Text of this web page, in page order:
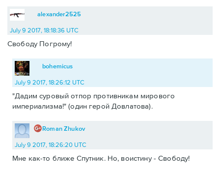
alexander2525
July 9 2017, 18:18:36 UTC
Свободу Погрому!
bohemicus
July 9 2017, 18:26:12 UTC
"Дадим суровый отпор противникам мирового
империализма!" (один герой Довлатова).
Roman Zhukov
July 9 2017, 18:26:20 UTC
Мне как-то ближе Спутник. Но, воистину - Свободу!